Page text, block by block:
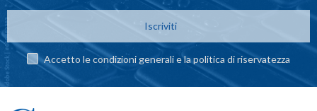
Iscriviti
Accetto le condizioni generali e la politica di riservatezza